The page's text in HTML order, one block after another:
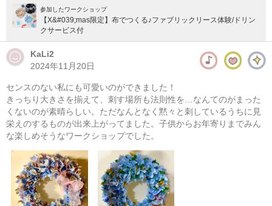
参加したワークショップ
【X&#039;mas限定】布でつくる♪ファブリックリース体験/ドリン
クサービス付
KaLi2
2024年11月20日
センスのない私にも可愛いのができました！
きっちり大きさを揃えて、刺す場所も法則性を…なんてのがまった
くないのが素晴らしい。ただなんとなく黙々と刺しているうちに見
栄えのするものが出来上がってました。子供からお年寄りまでみん
な楽しめそうなワークショップでした。